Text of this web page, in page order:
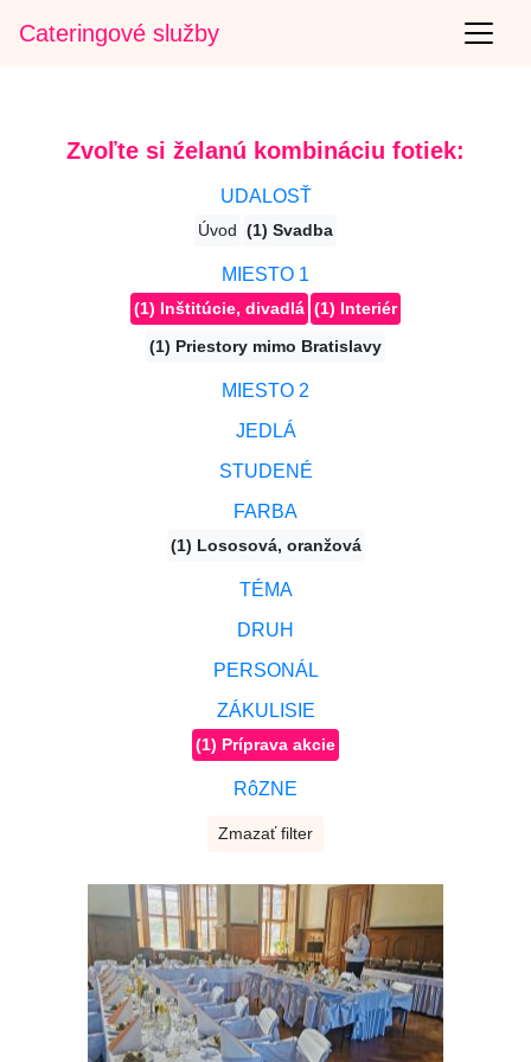
Cateringové služby
Zvoľte si želanú kombináciu fotiek:
UDALOSŤ
Úvod (1) Svadba
MIESTO 1
(1) Inštitúcie, divadlá (1) Interiér
(1) Priestory mimo Bratislavy
MIESTO 2
JEDLÁ
STUDENÉ
FARBA
(1) Lososová, oranžová
TÉMA
DRUH
PERSONÁL
ZÁKULISIE
(1) Príprava akcie
RôZNE
Zmazať filter